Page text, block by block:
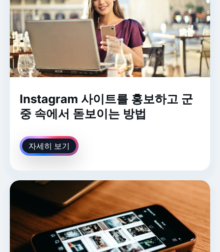
Instagram 사이트를 홍보하고 군
중 속에서 돋보이는 방법
자세히 보기